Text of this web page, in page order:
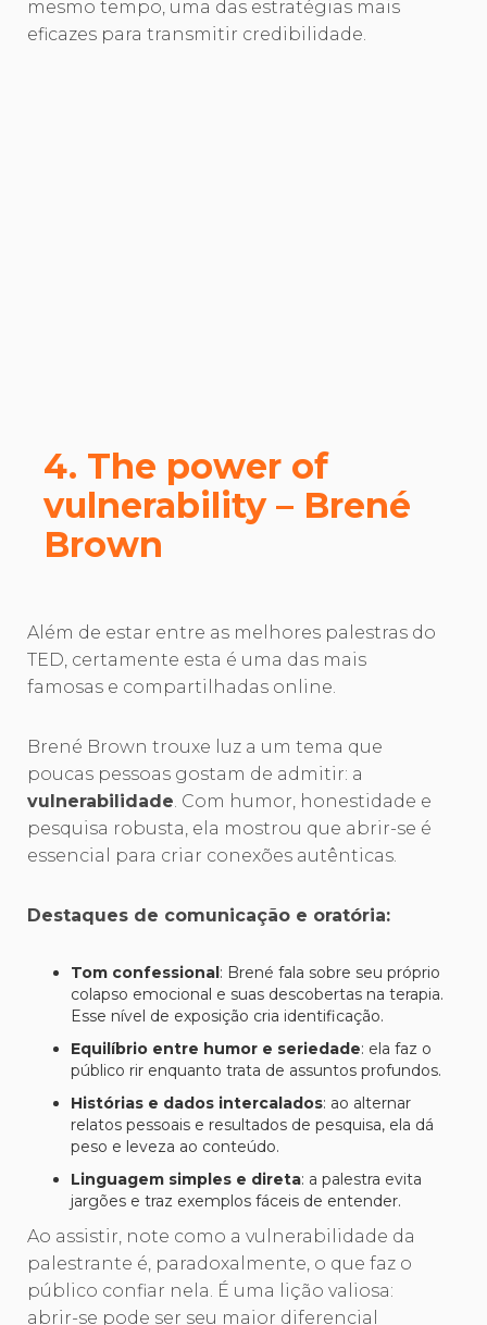
mesmo tempo, uma das estratégias mais
eficazes para transmitir credibilidade.
4. The power of
vulnerability – Brené
Brown
Além de estar entre as melhores palestras do
TED, certamente esta é uma das mais
famosas e compartilhadas online.
Brené Brown trouxe luz a um tema que
poucas pessoas gostam de admitir: a
vulnerabilidade. Com humor, honestidade e
pesquisa robusta, ela mostrou que abrir-se é
essencial para criar conexões autênticas.
Destaques de comunicação e oratória:
Tom confessional: Brené fala sobre seu próprio
colapso emocional e suas descobertas na terapia.
Esse nível de exposição cria identificação.
Equilíbrio entre humor e seriedade: ela faz o
público rir enquanto trata de assuntos profundos.
Histórias e dados intercalados: ao alternar
relatos pessoais e resultados de pesquisa, ela dá
peso e leveza ao conteúdo.
Linguagem simples e direta: a palestra evita
jargões e traz exemplos fáceis de entender.
Ao assistir, note como a vulnerabilidade da
palestrante é, paradoxalmente, o que faz o
público confiar nela. É uma lição valiosa:
abrir-se pode ser seu maior diferencial